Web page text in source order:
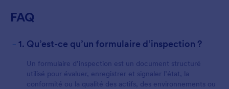
FAQ
- 1. Qu’est-ce qu’un formulaire d’inspection ?
Un formulaire d’inspection est un document structuré
utilisé pour évaluer, enregistrer et signaler l’état, la
conformité ou la qualité des actifs, des environnements ou